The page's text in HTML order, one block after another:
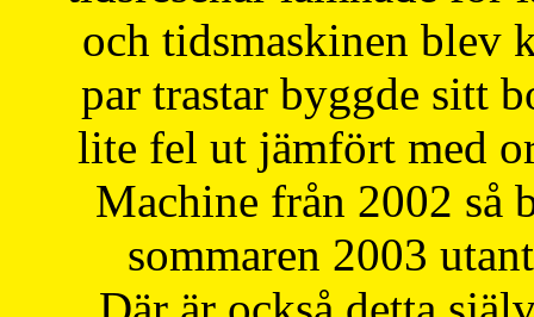
och tidsmaskinen blev
par trastar byggde sitt
lite fel ut jämfört med
Machine från 2002 så
sommaren 2003